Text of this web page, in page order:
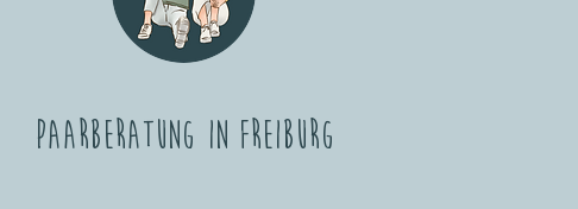
Paarberatung in Freiburg